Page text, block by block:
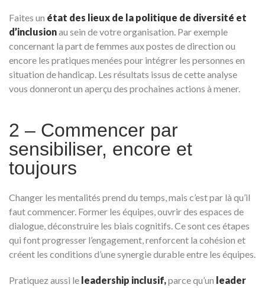
Faites un état des lieux de la politique de diversité et
d’inclusionau sein de votre organisation. Par exemple
concernant la part de femmes aux postes de direction ou
encore les pratiques menées pour intégrer les personnes en
situation de handicap. Les résultats issus de cette analyse
vous donneront un aperçu des prochaines actions à mener.
2 – Commencer par
sensibiliser, encore et
toujours
Changer les mentalités prend du temps, mais c’est par là qu’il
faut commencer. Former les équipes, ouvrir des espaces de
dialogue, déconstruire les biais cognitifs. Ce sont ces étapes
qui font progresser l’engagement, renforcent la cohésion et
créent les conditions d’une synergie durable entre les équipes.
Pratiquez aussi le leadership inclusif,parce qu’un leader